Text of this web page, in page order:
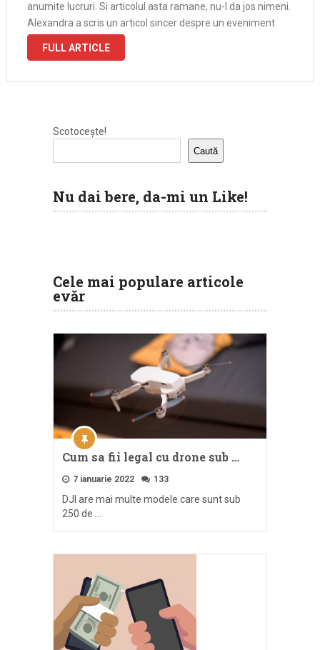
anumite lucruri. Si articolul asta ramane, nu-l da jos nimeni.
Alexandra a scris un articol sincer despre un eveniment
organizat de inOras.ro (site care-l are in …
FULL ARTICLE
Scotocește!
Caută
Nu dai bere, da-mi un Like!
Cele mai populare articole
evăr
Cum sa fii legal cu drone sub …
7 ianuarie 2022 133
DJI are mai multe modele care sunt sub
250 de …